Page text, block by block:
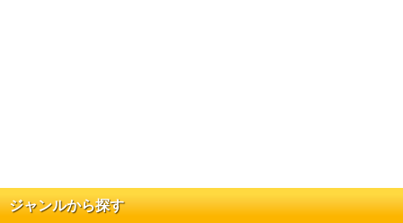
ジャンルから探す